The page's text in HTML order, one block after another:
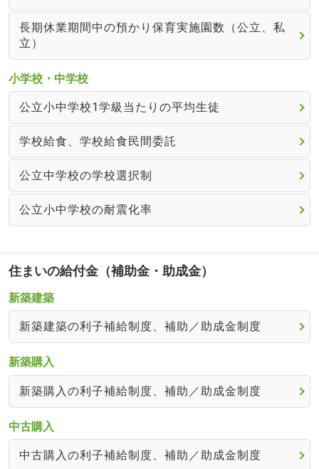
長期休業期間中の預かり保育実施園数（公立、私
立）
小学校・中学校
公立小中学校1学級当たりの平均生徒
学校給食、学校給食民間委託
公立中学校の学校選択制
公立小中学校の耐震化率
住まいの給付金（補助金・助成金）
新築建築
新築建築の利子補給制度、補助／助成金制度
新築購入
新築購入の利子補給制度、補助／助成金制度
中古購入
中古購入の利子補給制度、補助／助成金制度